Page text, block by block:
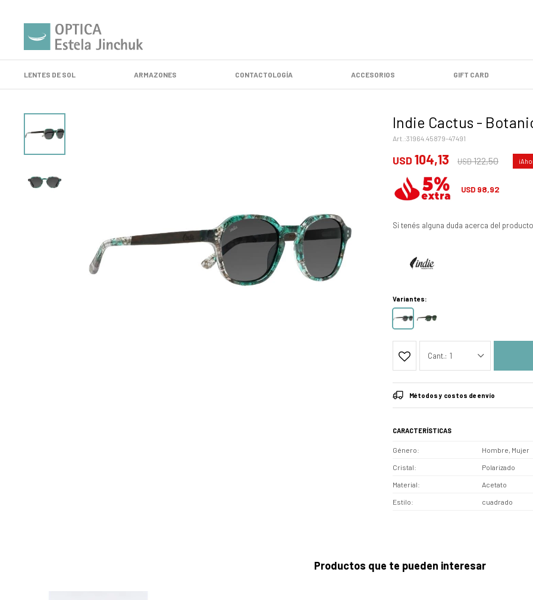
LENTES DE SOL ARMAZONES CONTACTOLOGÍA ACCESORIOS GIFT CARD
Indie Cactus -
31964.45879-47491
USD 104,13 USD122,50
USD 98,92
Si tenés alguna duda acerca del
Variantes:
1
Métodos y costos de envío
CARACTERÍSTICAS
Género Hombre, Mujer
Cristal Polarizado
Material Acetato
Estilo cuadrado
Productos que te pueden interesar